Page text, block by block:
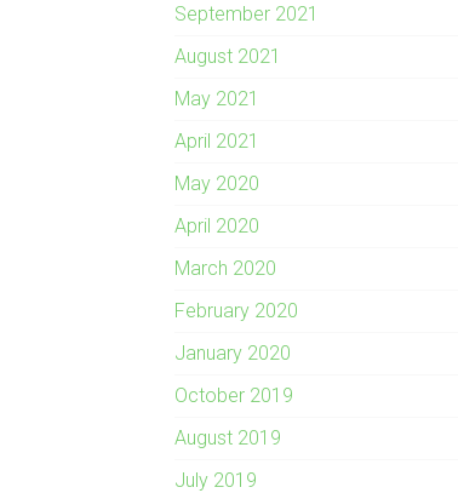
September 2021
August 2021
May 2021
April 2021
May 2020
April 2020
March 2020
February 2020
January 2020
October 2019
August 2019
July 2019